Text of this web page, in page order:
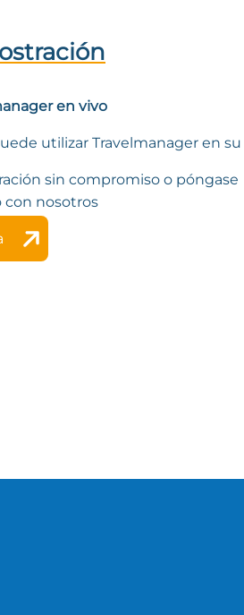
en vivo
utilizar Travelmanager en su
sin compromiso o póngase
nosotros